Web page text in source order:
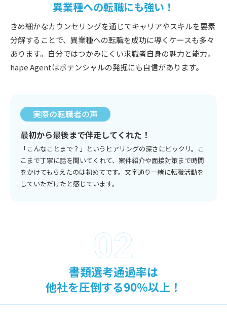
異業種への転職にも強い！
きめ細かなカウンセリングを通じてキャリアやスキルを要素
分解することで、異業種への転職を成功に導くケースも多々
あります。自分ではつかみにくい求職者自身の魅力と能力。
hape Agentはポテンシャルの発掘にも自信があります。
実際の転職者の声
最初から最後まで伴走してくれた！
「こんなことまで？」というヒアリングの深さにビックリ。こ
こまで丁寧に話を聞いてくれて、案件紹介や面接対策まで時間
をかけてもらえたのは初めてです。文字通り一緒に転職活動を
していただけたと感じています。
書類選考通過率は
他社を圧倒する90％以上！